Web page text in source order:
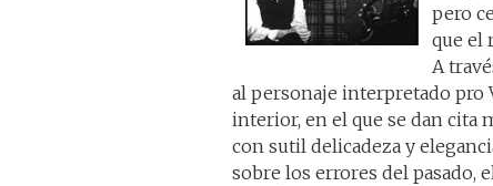
pero
que el
A
al personaje interpretado pro
interior, en el que se dan cita
con sutil delicadeza y
sobre los errores del pasado,